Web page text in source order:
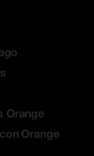
Orange
Orange